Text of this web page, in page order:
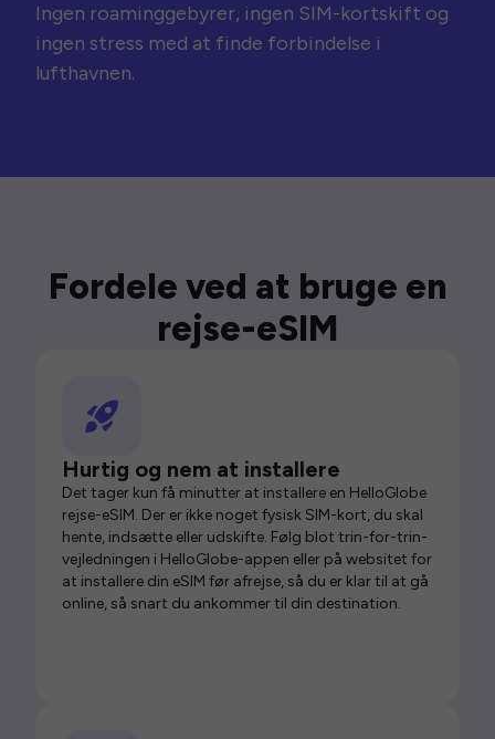
Ingen roaminggebyrer, ingen SIM-kortskift og
ingen stress med at finde forbindelse i
lufthavnen.
Fordele ved at bruge en
rejse-eSIM
Hurtig og nem at installere
Det tager kun få minutter at installere en HelloGlobe
rejse-eSIM. Der er ikke noget fysisk SIM-kort, du skal
hente, indsætte eller udskifte. Følg blot trin-for-trin-
vejledningen i HelloGlobe-appen eller på websitet for
at installere din eSIM før afrejse, så du er klar til at gå
online, så snart du ankommer til din destination.